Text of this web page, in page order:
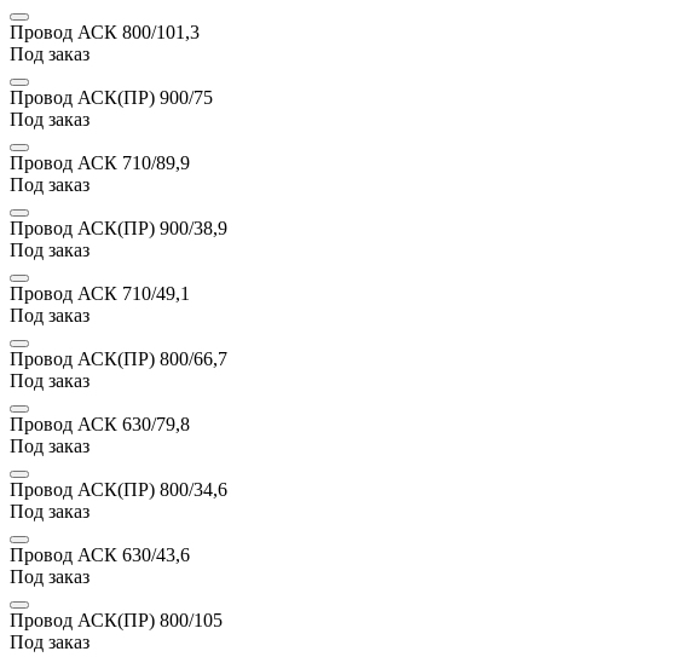
Провод АСК 800/101,3
Под заказ
Провод АСК(ПР) 900/75
Под заказ
Провод АСК 710/89,9
Под заказ
Провод АСК(ПР) 900/38,9
Под заказ
Провод АСК 710/49,1
Под заказ
Провод АСК(ПР) 800/66,7
Под заказ
Провод АСК 630/79,8
Под заказ
Провод АСК(ПР) 800/34,6
Под заказ
Провод АСК 630/43,6
Под заказ
Провод АСК(ПР) 800/105
Под заказ